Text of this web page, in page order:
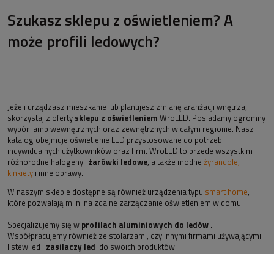
Szukasz sklepu z oświetleniem? A
może profili ledowych?
Jeżeli urządzasz mieszkanie lub planujesz zmianę aranżacji wnętrza,
skorzystaj z oferty sklepu z oświetleniem WroLED. Posiadamy ogromny
wybór lamp wewnętrznych oraz zewnętrznych w całym regionie. Nasz
katalog obejmuje oświetlenie LED przystosowane do potrzeb
indywidualnych użytkowników oraz firm. WroLED to przede wszystkim
różnorodne halogeny i żarówki ledowe, a także modne żyrandole,
kinkiety i inne oprawy.
W naszym sklepie dostępne są również urządzenia typu smart home,
które pozwalają m.in. na zdalne zarządzanie oświetleniem w domu.
Specjalizujemy się w profilach aluminiowych do ledów .
Współpracujemy również ze stolarzami, czy innymi firmami używającymi
listew led i zasilaczy led do swoich produktów.